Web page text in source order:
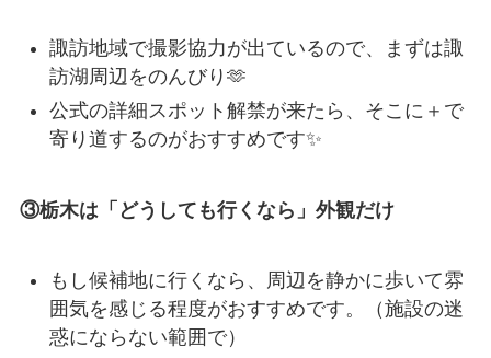
諏訪地域で撮影協力が出ているので、まずは諏
訪湖周辺をのんびり🫶
公式の詳細スポット解禁が来たら、そこに＋で
寄り道するのがおすすめです✨
③栃木は「どうしても行くなら」外観だけ
もし候補地に行くなら、周辺を静かに歩いて雰
囲気を感じる程度がおすすめです。（施設の迷
惑にならない範囲で）